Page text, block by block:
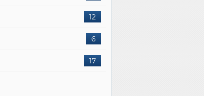
12
6
17